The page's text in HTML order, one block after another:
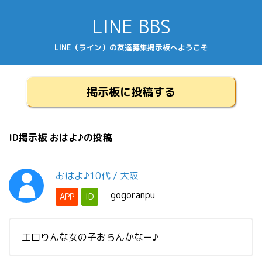
LINE BBS
LINE（ライン）の友達募集掲示板へようこそ
掲示板に投稿する
ID掲示板 おはよ♪の投稿
おはよ♪10代 / 大阪
APP ID gogoranpu
工口りんな女の子おらんかなー♪